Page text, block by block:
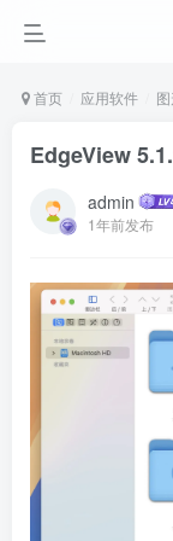
首页 应用软件
EdgeView
admin
1年前发布